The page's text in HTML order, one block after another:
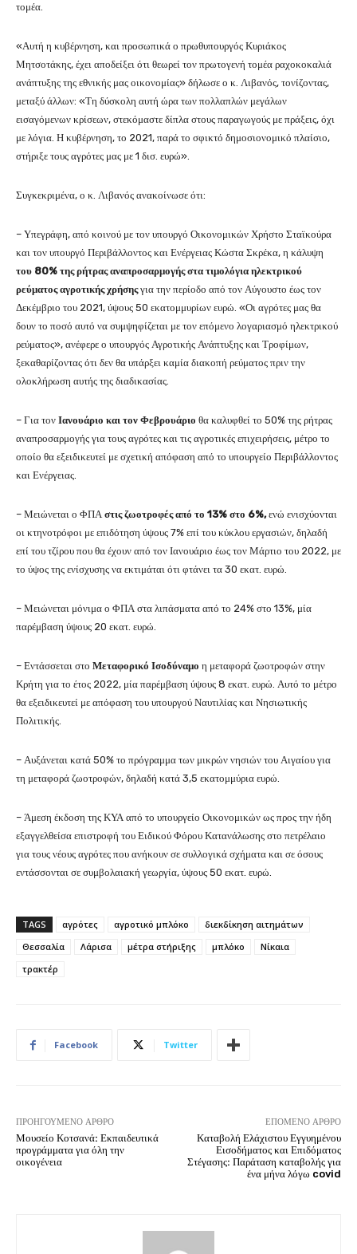
τομέα.
«Αυτή η κυβέρνηση, και προσωπικά ο πρωθυπουργός Κυριάκος
Μητσοτάκης, έχει αποδείξει ότι θεωρεί τον πρωτογενή τομέα ραχοκοκαλιά
ανάπτυξης της εθνικής μας οικονομίας» δήλωσε ο κ. Λιβανός, τονίζοντας,
μεταξύ άλλων: «Τη δύσκολη αυτή ώρα των πολλαπλών μεγάλων
εισαγόμενων κρίσεων, στεκόμαστε δίπλα στους παραγωγούς με πράξεις, όχι
με λόγια. Η κυβέρνηση, το 2021, παρά το σφικτό δημοσιονομικό πλαίσιο,
στήριξε τους αγρότες μας με 1 δισ. ευρώ».
Συγκεκριμένα, ο κ. Λιβανός ανακοίνωσε ότι:
– Υπεγράφη, από κοινού με τον υπουργό Οικονομικών Χρήστο Σταϊκούρα
και τον υπουργό Περιβάλλοντος και Ενέργειας Κώστα Σκρέκα, η κάλυψη
του 80% της ρήτρας αναπροσαρμογής στα τιμολόγια ηλεκτρικού
ρεύματος αγροτικής χρήσηςγια την περίοδο από τον Αύγουστο έως τον
Δεκέμβριο του 2021, ύψους 50 εκατομμυρίων ευρώ. «Οι αγρότες μας θα
δουν το ποσό αυτό να συμψηφίζεται με τον επόμενο λογαριασμό ηλεκτρικού
ρεύματος», ανέφερε ο υπουργός Αγροτικής Ανάπτυξης και Τροφίμων,
ξεκαθαρίζοντας ότι δεν θα υπάρξει καμία διακοπή ρεύματος πριν την
ολοκλήρωση αυτής της διαδικασίας.
– Για τον Ιανουάριο και τον Φεβρουάριο θα καλυφθεί το 50% της ρήτρας
αναπροσαρμογής για τους αγρότες και τις αγροτικές επιχειρήσεις, μέτρο το
οποίο θα εξειδικευτεί με σχετική απόφαση από το υπουργείο Περιβάλλοντος
και Ενέργειας.
– Μειώνεται ο ΦΠΑστις ζωοτροφές από το 13% στο 6%,ενώ ενισχύονται
οι κτηνοτρόφοι με επιδότηση ύψους 7% επί του κύκλου εργασιών, δηλαδή
επί του τζίρου που θα έχουν από τον Ιανουάριο έως τον Μάρτιο του 2022, με
το ύψος της ενίσχυσης να εκτιμάται ότι φτάνει τα 30 εκατ. ευρώ.
– Μειώνεται μόνιμα ο ΦΠΑ στα λιπάσματα από το 24% στο 13%, μία
παρέμβαση ύψους 20 εκατ. ευρώ.
– Εντάσσεται στο Μεταφορικό Ισοδύναμο η μεταφορά ζωοτροφών στην
Κρήτη για το έτος 2022, μία παρέμβαση ύψους 8 εκατ. ευρώ. Αυτό το μέτρο
θα εξειδικευτεί με απόφαση του υπουργού Ναυτιλίας και Νησιωτικής
Πολιτικής.
– Αυξάνεται κατά 50% το πρόγραμμα των μικρών νησιών του Αιγαίου για
τη μεταφορά ζωοτροφών, δηλαδή κατά 3,5 εκατομμύρια ευρώ.
– Άμεση έκδοση της ΚΥΑ από το υπουργείο Οικονομικών ως προς την ήδη
εξαγγελθείσα επιστροφή του Ειδικού Φόρου Κατανάλωσης στο πετρέλαιο
για τους νέους αγρότες που ανήκουν σε συλλογικά σχήματα και σε όσους
εντάσσονται σε συμβολαιακή γεωργία, ύψους 50 εκατ. ευρώ.
TAGS αγρότες αγροτικό μπλόκο
διεκδίκηση αιτημάτων
Θεσσαλία
Λάρισα μέτρα στήριξης μπλόκο
Νίκαια
τρακτέρ
Facebook Twitter
ΠΡΟΗΓΟΎΜΕΝΟ ΆΡΘΡΟ
Μουσείο Κοτσανά: Εκπαιδευτικά
προγράμματα για όλη την
οικογένεια
ΕΠΌΜΕΝΟ ΆΡΘΡΟ
Καταβολή Ελάχιστου Εγγυημένου
Εισοδήματος και Επιδόματος
Στέγασης: Παράταση καταβολής για
ένα μήνα λόγω covid